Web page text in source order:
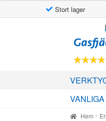
Stort lager
till
till
innehåll
Hem